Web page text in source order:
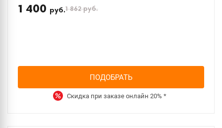
1 400 руб.1 862руб.
ПОДОБРАТЬ
Скидка при заказе онлайн 20% *